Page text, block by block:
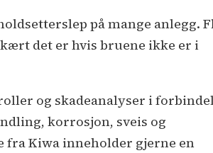
på mange anlegg.
det er hvis bruene ikke er i
og skadeanalyser i
korrosjon, sveis og
Kiwa inneholder gjerne en